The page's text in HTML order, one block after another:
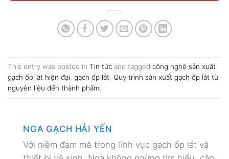
This entry was posted in Tin tức and tagged công nghệ sản xuất
gạch ốp lát hiện đại gạch ốp lát
Quy trình sản xuất gạch ốp lát từ
nguyên liệu đến thành phẩm
NGA GẠCH HẢI YẾN
Với niềm đam mê trong lĩnh vực gạch ốp lát và